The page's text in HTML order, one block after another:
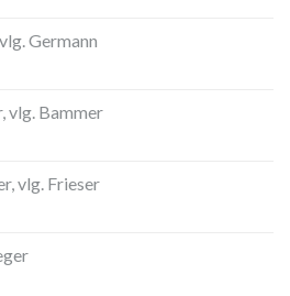
Germann
vlg. Bammer
vlg. Frieser